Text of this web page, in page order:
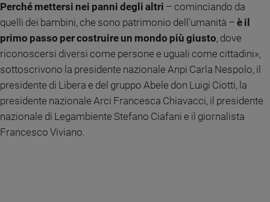
Vai
Riflessioni
Foto
Video
Perché mettersi nei panni degli altri – cominciando da
quelli dei bambini, che sono patrimonio dell’umanità – è il
primo passo per costruire un mondo più giusto, dove
riconoscersi diversi come persone e uguali come cittadini»,
sottoscrivono la presidente nazionale Anpi Carla Nespolo, il
presidente di Libera e del gruppo Abele don Luigi Ciotti, la
presidente nazionale Arci Francesca Chiavacci, il presidente
nazionale di Legambiente Stefano Ciafani e il giornalista
Francesco Viviano.